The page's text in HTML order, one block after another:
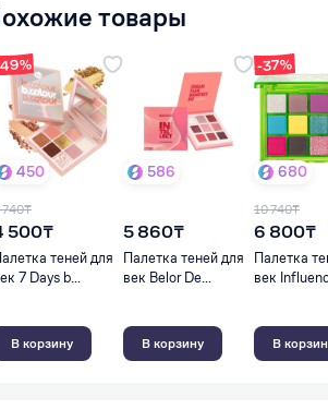
товары
450
740₸
500₸
теней для
7 Days b...
В корзину
586
5 860₸
Палетка теней для
век Belor De...
В корзину
-37%
680
10 740₸
6 800₸
Палетка
век
В